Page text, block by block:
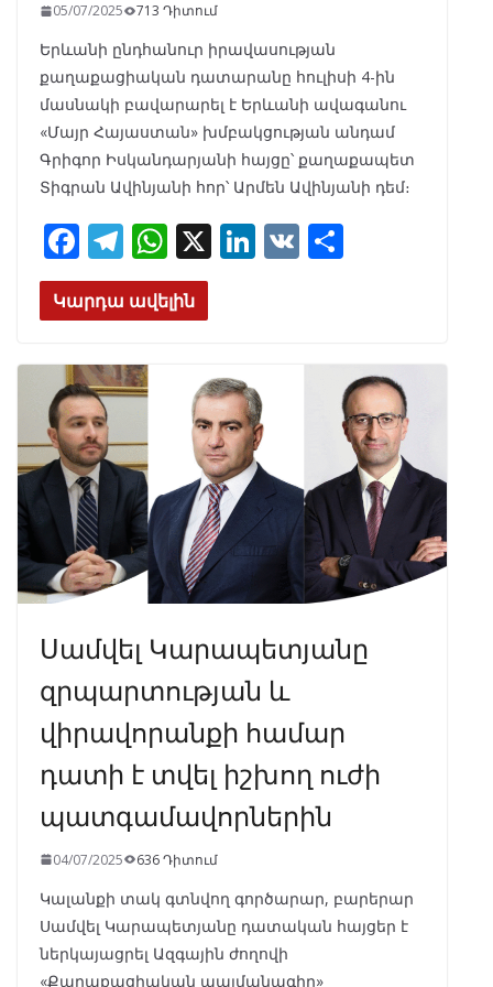
05/07/2025 713 Դիտում
Երևանի ընդհանուր իրավասության
քաղաքացիական դատարանը հուլիսի 4-ին
մասնակի բավարարել է Երևանի ավագանու
«Մայր Հայաստան» խմբակցության անդամ
Գրիգոր Իսկանդարյանի հայցը՝ քաղաքապետ
Տիգրան Ավինյանի հոր՝ Արմեն Ավինյանի դեմ։
F
ac
e
o
o
k
T
el
e
a
W
h
at
X Li
dI
n
V
Կարդա ավելին
Սամվել Կարապետյանը
զրպարտության և
վիրավորանքի համար
դատի է տվել իշխող ուժի
պատգամավորներին
04/07/2025 636 Դիտում
Կալանքի տակ գտնվող գործարար, բարերար
Սամվել Կարապետյանը դատական հայցեր է
ներկայացրել Ազգային ժողովի
«Քաղաքացիական պայմանագիր»